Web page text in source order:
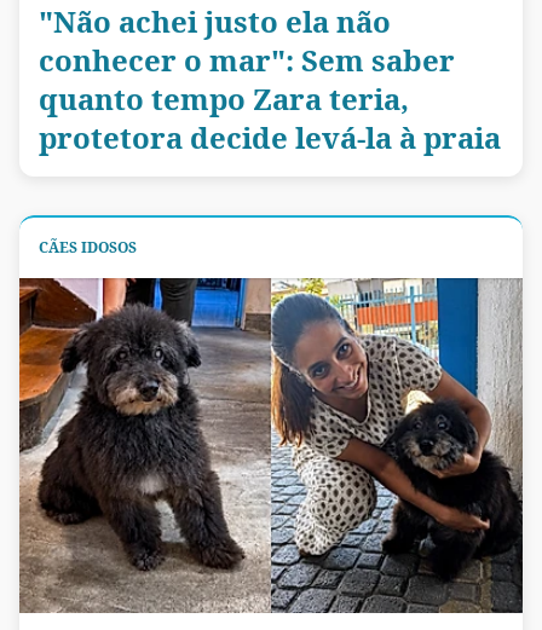
"Não achei justo ela não
conhecer o mar": Sem saber
quanto tempo Zara teria,
protetora decide levá-la à praia
CÃES IDOSOS